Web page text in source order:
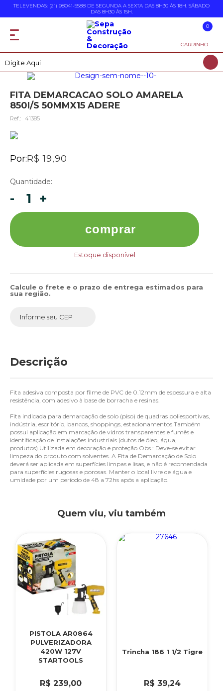
TELEVENDAS: (21) 98041-5588 DE SEGUNDA A SEXTA DAS 8H30 ÀS 18H. SÁBADO
DAS 8H30 ÀS 15H.
0
CARRINHO
FITA DEMARCACAO SOLO AMARELA
850I/S 50MMX15 ADERE
Ref.: 41385
Por:R$ 19,90
Quantidade:
- +
comprar
Estoque disponível
Calcule o frete e o prazo de entrega estimados para
sua região.
Descrição
Fita adesiva composta por filme de PVC de 0.12mm de espessura e alta
resistência, com adesivo à base de borracha e resinas.
Fita indicada para demarcação de solo (piso) de quadras poliesportivas,
indústria, escritório, bancos, shoppings, estacionamentos.Também
possui aplicação em marcação de vidros transparentes e fumês e
identificação de instalações industriais (dutos de óleo, água,
produtos).Utilizada em decoração e proteção.Obs.: Deve-se evitar
limpeza do produto com solventes. A Fita de Demarcação de Solo
deverá ser aplicada em superfícies limpas e lisas, e não é recomendada
para superfícies rugosas e porosas. Manter o local livre de água e
umidade por um período de 48 a 72hs após a aplicação.
Quem viu, viu também
PISTOLA AR0864
PULVERIZADORA
420W 127V
STARTOOLS
R$ 239,00
Trincha 186 1 1/2 Tigre
R$ 39,24